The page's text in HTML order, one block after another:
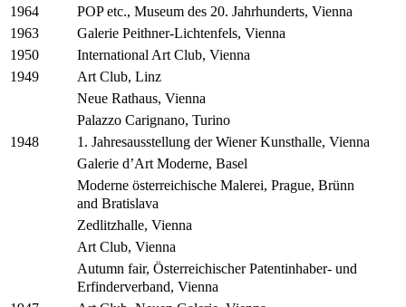
1964 POP etc., Museum des 20. Jahrhunderts, Vienna
1963 Galerie Peithner-Lichtenfels, Vienna
1950 International Art Club, Vienna
1949
Art Club, Linz
Neue Rathaus, Vienna
Palazzo Carignano, Turino
1948
1. Jahresausstellung der Wiener Kunsthalle, Vienna
Galerie d’Art Moderne, Basel
Moderne österreichische Malerei, Prague, Brünn
and Bratislava
Zedlitzhalle, Vienna
Art Club, Vienna
Autumn fair, Österreichischer Patentinhaber- und
Erfinderverband, Vienna